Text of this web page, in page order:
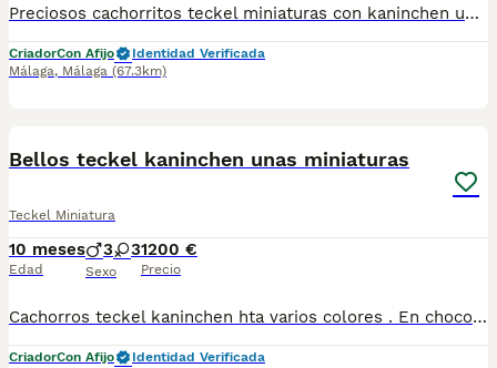
Preciosos cachorritos teckel miniaturas con kaninchen unas bellezas machos y hembras disponibles se entregan vacunados desparasitados chip pasaporte garantia vírica y contrato de venta todo al día y cachorros espectaculares también hacemos envíos a toda España más información háblame y te informare gustosamente
CriadorCon Afijo
Identidad Verificada
Málaga, Málaga (67.3km)
Bellos teckel kaninchen unas miniaturas
Teckel Miniatura
10 meses
Edad
3 3
Sexo
1200 €
Precio
Cachorros teckel kaninchen hta varios colores . En chocolate..Isabella ..arlequines chocolate unas bellezas si buscas un salchichita guapo consultame y te informare de lo que necesites mi tlf 615080706
CriadorCon Afijo
Identidad Verificada